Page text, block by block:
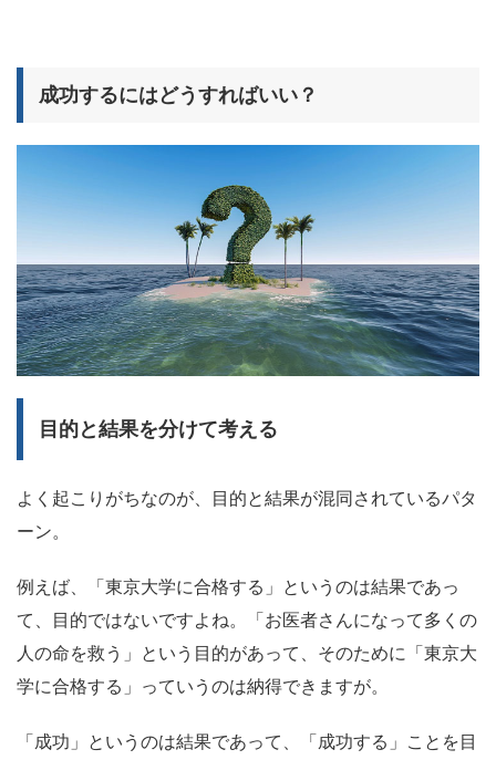
成功するにはどうすればいい？
目的と結果を分けて考える
よく起こりがちなのが、目的と結果が混同されているパタ
ーン。
例えば、「東京大学に合格する」というのは結果であっ
て、目的ではないですよね。「お医者さんになって多くの
人の命を救う」という目的があって、そのために「東京大
学に合格する」っていうのは納得できますが。
「成功」というのは結果であって、「成功する」ことを目